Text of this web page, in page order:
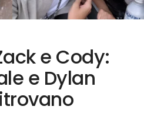
e Cody:
e Dylan